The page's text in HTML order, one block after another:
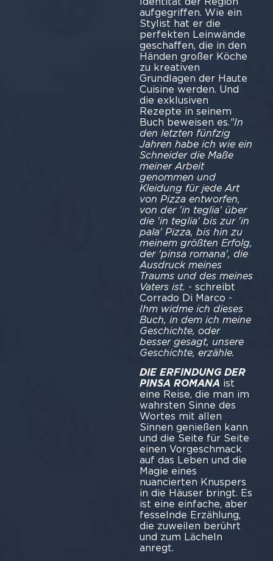
aufgegriffen. Wie ein
Stylist hat er die
perfekten Leinwände
geschaffen, die in den
Händen großer Köche
zu kreativen
Grundlagen der Haute
Cuisine werden. Und
die exklusiven
Rezepte in seinem
Buch beweisen es."In
den letzten fünfzig
Jahren habe ich wie ein
Schneider die Maße
meiner Arbeit
genommen und
Kleidung für jede Art
von Pizza entworfen,
von der 'in teglia' über
die 'in teglia' bis zur 'in
pala' Pizza, bis hin zu
meinem größten Erfolg,
der 'pinsa romana', die
Ausdruck meines
Traums und des meines
Vaters ist. - schreibt
Corrado Di Marco -
Ihm widme ich dieses
Buch, in dem ich meine
Geschichte, oder
besser gesagt, unsere
Geschichte, erzähle.
DIE ERFINDUNG DER
PINSA ROMANA ist
eine Reise, die man im
wahrsten Sinne des
Wortes mit allen
Sinnen genießen kann
und die Seite für Seite
einen Vorgeschmack
auf das Leben und die
Magie eines
nuancierten Knuspers
in die Häuser bringt. Es
ist eine einfache, aber
fesselnde Erzählung,
die zuweilen berührt
und zum Lächeln
anregt.